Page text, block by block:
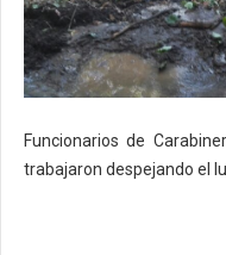
Funcionarios de
trabajaron despejando el